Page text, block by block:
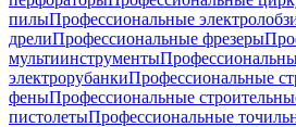
пилыПрофессиональные
дрелиПрофессиональные фрезеры
мультиинструменты
электрорубанкиПрофессиональные
феныПрофессиональные
пистолетыПрофессиональные